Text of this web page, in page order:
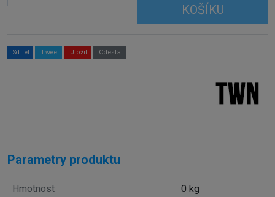
KOŠÍKU
Sdílet Tweet Uložit Odeslat
Parametry produktu
Hmotnost 0 kg